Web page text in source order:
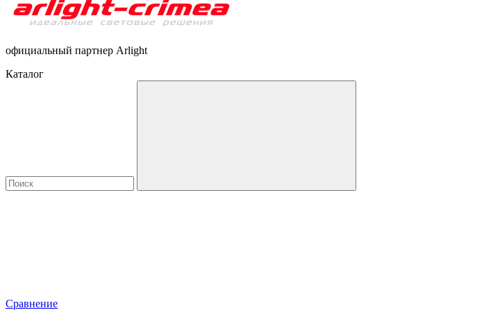
официальный партнер Arlight
Каталог
Сравнение